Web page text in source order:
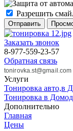
Разрешить
Заказать звонок
8-977-559-23-57
Обратная связь
tonirovka.st@gmail.com
Услуги
Тонировка авто,в
Тонировка в
Дополнительно
Главная
Цены